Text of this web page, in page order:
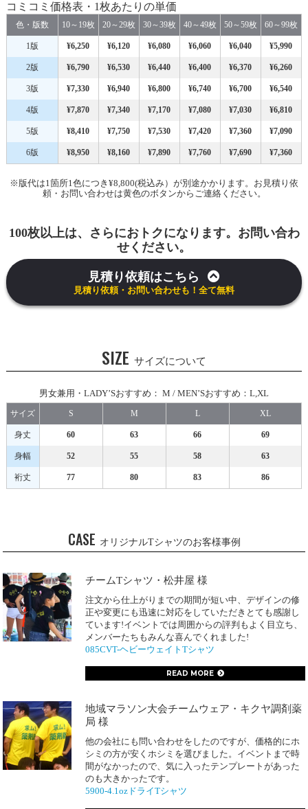
コミコミ価格表・1枚あたりの単価
色・版数 10～19枚 20～29枚 30～39枚 40～49枚 50～59枚 60～99枚
1版 ¥6,250 ¥6,120 ¥6,080 ¥6,060 ¥6,040 ¥5,990
2版 ¥6,790 ¥6,530 ¥6,440 ¥6,400 ¥6,370 ¥6,260
3版 ¥7,330 ¥6,940 ¥6,800 ¥6,740 ¥6,700 ¥6,540
4版 ¥7,870 ¥7,340 ¥7,170 ¥7,080 ¥7,030 ¥6,810
5版 ¥8,410 ¥7,750 ¥7,530 ¥7,420 ¥7,360 ¥7,090
6版 ¥8,950 ¥8,160 ¥7,890 ¥7,760 ¥7,690 ¥7,360
※版代は1箇所1色につき¥8,800(税込み）が別途かかります。お見積り依
頼・お問い合わせは黄色のボタンからご連絡ください。
100枚以上は、さらにおトクになります。お問い合わ
せください。
見積り依頼はこちら
見積り依頼・お問い合わせも！全て無料
SIZE サイズについて
男女兼用・LADY’Sおすすめ： M / MEN’Sおすすめ：L,XL
サイズ S M L XL
身丈 60 63 66 69
身幅 52 55 58 63
裄丈 77 80 83 86
CASE オリジナルTシャツのお客様事例
チームTシャツ・松井屋 様
注文から仕上がりまでの期間が短い中、デザインの修
正や変更にも迅速に対応をしていただきとても感謝し
ています!イベントでは周囲からの評判もよく目立ち、
メンバーたちもみんな喜んでくれました!
085CVT-ヘビーウェイトTシャツ
READ MORE
地域マラソン大会チームウェア・キクヤ調剤薬
局 様
他の会社にも問い合わせをしたのですが、価格的にホ
シミの方が安くホシミを選びました。イベントまで時
間がなかったので、気に入ったテンプレートがあった
のも大きかったです。
5900-4.1ozドライTシャツ